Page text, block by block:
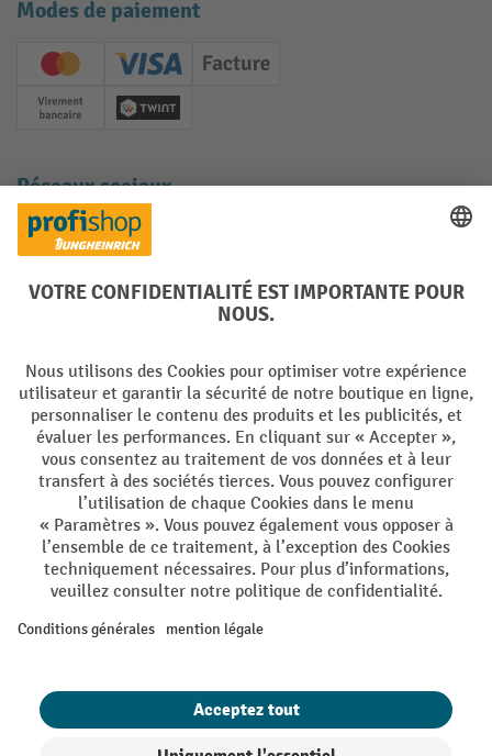
Modes de paiement
Creditcard (Master)Creditcard (Visa)
Facture
Paiement anticipé
Twint
Réseaux sociaux
Facebook
YouTube
LinkedInInstagram
Conditions générales de vente Mentions Légales
Protection des Données Politique de cookies
All prices excl. VAT plusshipping costsand possible delivery charges,
if not stated otherwise.
s'applique pas aux prix spéciaux. Il n'est pas possible de le combiner
newsletter. Le bon, valable 10 jours, peut être utilisé en ligne pour
toute commande d'un montant net minimum de CHF 250. Le
pourcentage de remise varie selon la catégorie de produits, pouvant